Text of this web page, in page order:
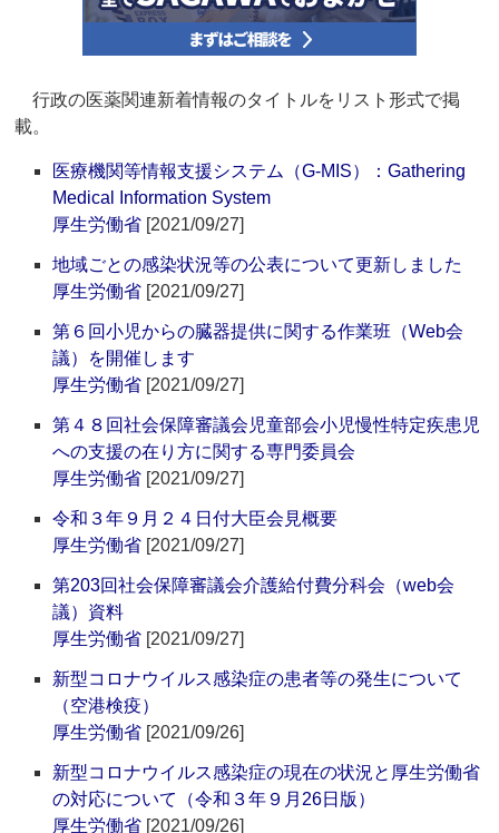
行政の医薬関連新着情報のタイトルをリスト形式で掲
載。
医療機関等情報支援システム（G-MIS）：Gathering
Medical Information System
厚生労働省 [2021/09/27]
地域ごとの感染状況等の公表について更新しました
厚生労働省 [2021/09/27]
第６回小児からの臓器提供に関する作業班（Web会
議）を開催します
厚生労働省 [2021/09/27]
第４８回社会保障審議会児童部会小児慢性特定疾患児
への支援の在り方に関する専門委員会
厚生労働省 [2021/09/27]
令和３年９月２４日付大臣会見概要
厚生労働省 [2021/09/27]
第203回社会保障審議会介護給付費分科会（web会
議）資料
厚生労働省 [2021/09/27]
新型コロナウイルス感染症の患者等の発生について
（空港検疫）
厚生労働省 [2021/09/26]
新型コロナウイルス感染症の現在の状況と厚生労働省
の対応について（令和３年９月26日版）
厚生労働省 [2021/09/26]